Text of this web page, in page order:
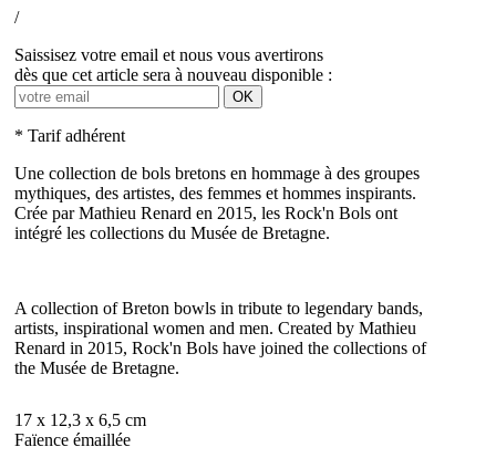
/
Saissisez votre email et nous vous avertirons
dès que cet article sera à nouveau disponible :
OK
* Tarif adhérent
Une collection de bols bretons en hommage à des groupes
mythiques, des artistes, des femmes et hommes inspirants.
Crée par Mathieu Renard en 2015, les Rock'n Bols ont
intégré les collections du Musée de Bretagne.
A collection of Breton bowls in tribute to legendary bands,
artists, inspirational women and men. Created by Mathieu
Renard in 2015, Rock'n Bols have joined the collections of
the Musée de Bretagne.
17 x 12,3 x 6,5 cm
Faïence émaillée